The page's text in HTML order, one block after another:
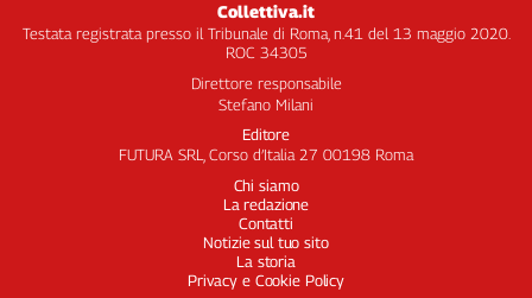
Collettiva.it
Testata registrata presso il Tribunale di Roma, n.41 del 13 maggio 2020.
ROC 34305
Direttore responsabile
Stefano Milani
Editore
FUTURA SRL, Corso d’Italia 27 00198 Roma
Chi siamo
La redazione
Contatti
Notizie sul tuo sito
La storia
Privacy e Cookie Policy